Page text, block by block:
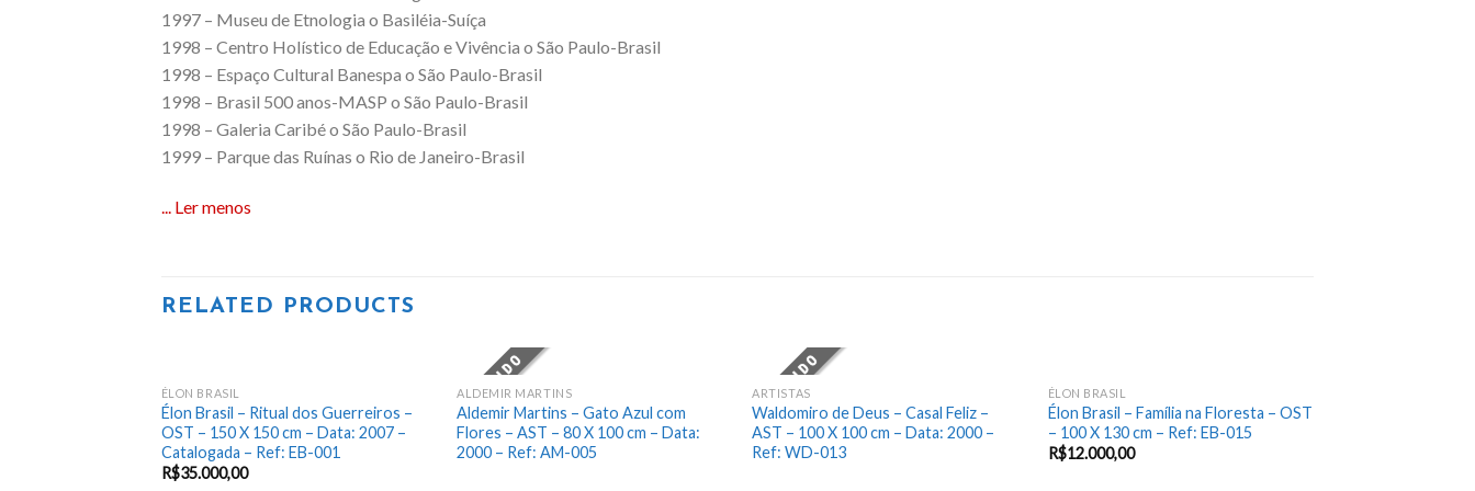
1997 – Museu de Etnologia o Basiléia-Suíça
1998 – Centro Holístico de Educação e Vivência o São Paulo-Brasil
1998 – Espaço Cultural Banespa o São Paulo-Brasil
1998 – Brasil 500 anos-MASP o São Paulo-Brasil
1998 – Galeria Caribé o São Paulo-Brasil
1999 – Parque das Ruínas o Rio de Janeiro-Brasil
... Ler menos
RELATED PRODUCTS
Add
to
wishlist
ÉLON BRASIL
Élon Brasil – Ritual dos Guerreiros –
OST – 150 X 150 cm – Data: 2007 –
Catalogada – Ref: EB-001
R$35.000,00
VENDIDO
Add
to
wishlist
ALDEMIR MARTINS
Aldemir Martins – Gato Azul com
Flores – AST – 80 X 100 cm – Data:
2000 – Ref: AM-005
VENDIDO
wishlist
ARTISTAS
Waldomiro de Deus – Casal Feliz –
AST – 100 X 100 cm – Data: 2000 –
Ref: WD-013
Add
to
ÉLON BRASIL
Élon Brasil – Família na Floresta – OST
– 100 X 130 cm – Ref: EB-015
R$12.000,00